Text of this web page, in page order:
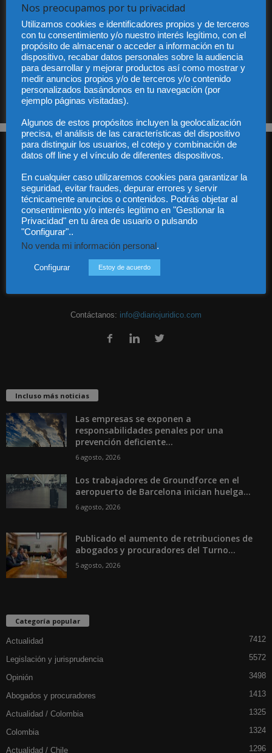
He leído y acepto la Política de privacidad
Sus datos serán incorporados a un fichero automatizado con el objeto exclusivo de dar
respuesta a su suscripción Dicho fichero es de titularidad exclusiva de LEXDIR GLOBAL
S.L. y no será cedido a un tercero en ningún caso.
Audiencia y Publicidad
Quiénes somos
Privacidad
Contacto
Guía Colaboradores
Contáctanos: info@diariojuridico.com
Incluso más noticias
Las empresas se exponen a
responsabilidades penales por una
prevención deficiente...
6 agosto, 2026
Los trabajadores de Groundforce en el
aeropuerto de Barcelona inician huelga...
6 agosto, 2026
Publicado el aumento de retribuciones de
abogados y procuradores del Turno...
5 agosto, 2026
Categoría popular
Actualidad 7412
Legislación y jurisprudencia 5572
Opinión 3498
Abogados y procuradores 1413
Actualidad / Colombia 1325
Colombia 1324
Actualidad / Chile 1296
Nos preocupamos por tu privacidad
Utilizamos cookies e identificadores propios y de terceros
con tu consentimiento y/o nuestro interés legítimo, con el
propósito de almacenar o acceder a información en tu
dispositivo, recabar datos personales sobre la audiencia
para desarrollar y mejorar productos así como mostrar y
medir anuncios propios y/o de terceros y/o contenido
personalizados basándonos en tu navegación (por
ejemplo páginas visitadas).
Algunos de estos propósitos incluyen la geolocalización
precisa, el análisis de las características del dispositivo
para distinguir los usuarios, el cotejo y combinación de
datos off line y el vínculo de diferentes dispositivos.
En cualquier caso utilizaremos cookies para garantizar la
seguridad, evitar fraudes, depurar errores y servir
técnicamente anuncios o contenidos. Podrás objetar al
consentimiento y/o interés legítimo en "Gestionar la
Privacidad" en tu área de usuario o pulsando
"Configurar"..
No venda mi información personal.
Configurar Estoy de acuerdo